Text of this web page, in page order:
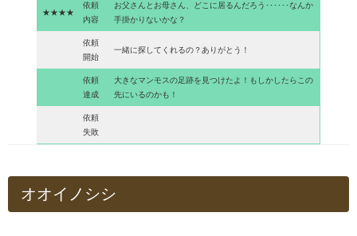
★★★★
依頼
内容
お父さんとお母さん、どこに居るんだろう･･････なんか
手掛かりないかな？
依頼
開始
一緒に探してくれるの？ありがとう！
依頼
達成
大きなマンモスの足跡を見つけたよ！もしかしたらこの
先にいるのかも！
依頼
失敗
オオイノシシ